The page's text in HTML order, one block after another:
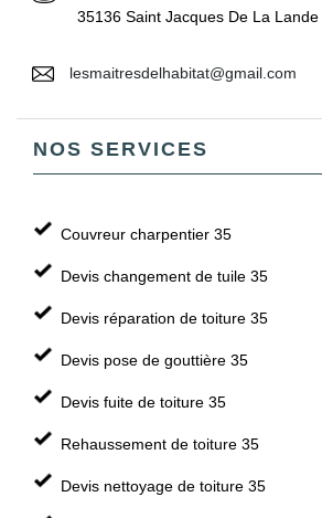
35136 Saint Jacques De La Lande
lesmaitresdelhabitat@gmail.com
NOS SERVICES
Couvreur charpentier 35
Devis changement de tuile 35
Devis réparation de toiture 35
Devis pose de gouttière 35
Devis fuite de toiture 35
Rehaussement de toiture 35
Devis nettoyage de toiture 35